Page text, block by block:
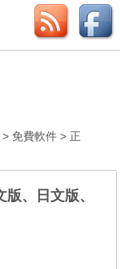
>免費軟件 > 正
、日文版、